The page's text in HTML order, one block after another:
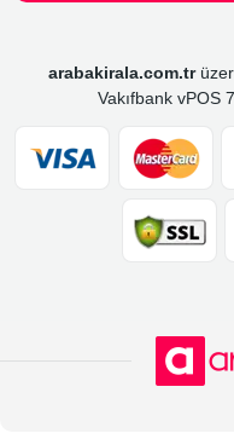
arabakirala.com.tr
Vakıfbank vPOS